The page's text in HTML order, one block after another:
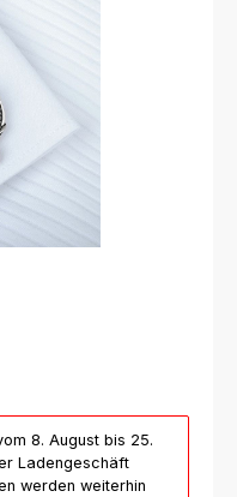
8. August bis 25.
Ladengeschäft
werden weiterhin